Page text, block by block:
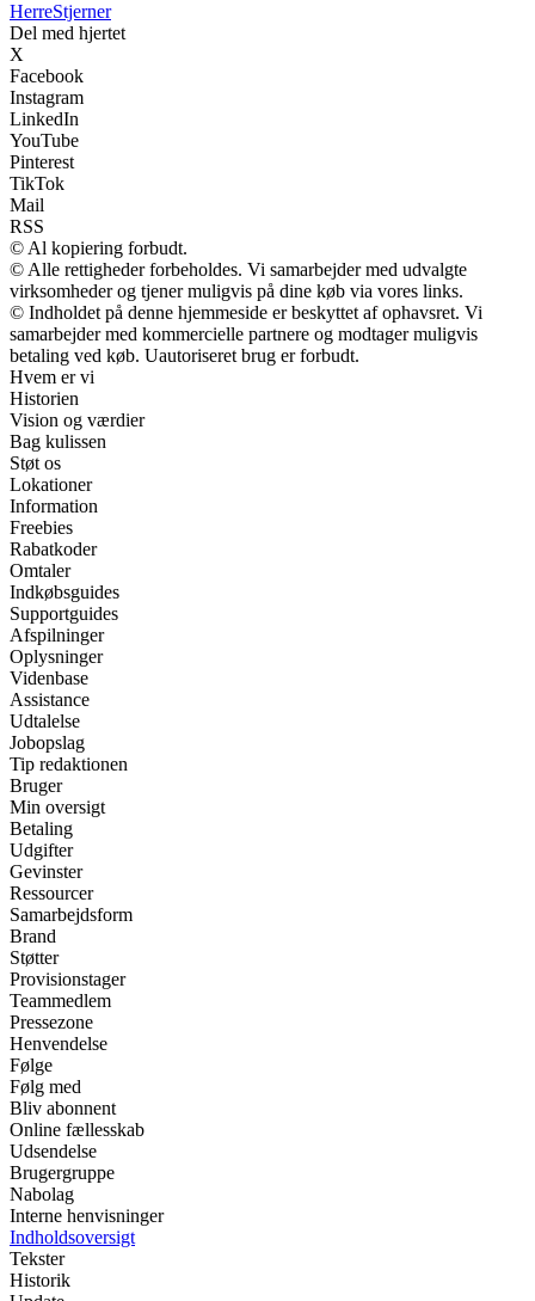
HerreStjerner
Del med hjertet
X
Facebook
Instagram
LinkedIn
YouTube
Pinterest
TikTok
Mail
RSS
© Al kopiering forbudt.
© Alle rettigheder forbeholdes. Vi samarbejder med udvalgte
virksomheder og tjener muligvis på dine køb via vores links.
© Indholdet på denne hjemmeside er beskyttet af ophavsret. Vi
samarbejder med kommercielle partnere og modtager muligvis
betaling ved køb. Uautoriseret brug er forbudt.
Hvem er vi
Historien
Vision og værdier
Bag kulissen
Støt os
Lokationer
Information
Freebies
Rabatkoder
Omtaler
Indkøbsguides
Supportguides
Afspilninger
Oplysninger
Videnbase
Assistance
Udtalelse
Jobopslag
Tip redaktionen
Bruger
Min oversigt
Betaling
Udgifter
Gevinster
Ressourcer
Samarbejdsform
Brand
Støtter
Provisionstager
Teammedlem
Pressezone
Henvendelse
Følge
Følg med
Bliv abonnent
Online fællesskab
Udsendelse
Brugergruppe
Nabolag
Interne henvisninger
Indholdsoversigt
Tekster
Historik